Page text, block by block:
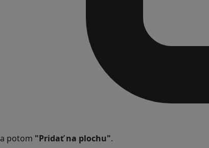
a potom "Pridať na plochu".